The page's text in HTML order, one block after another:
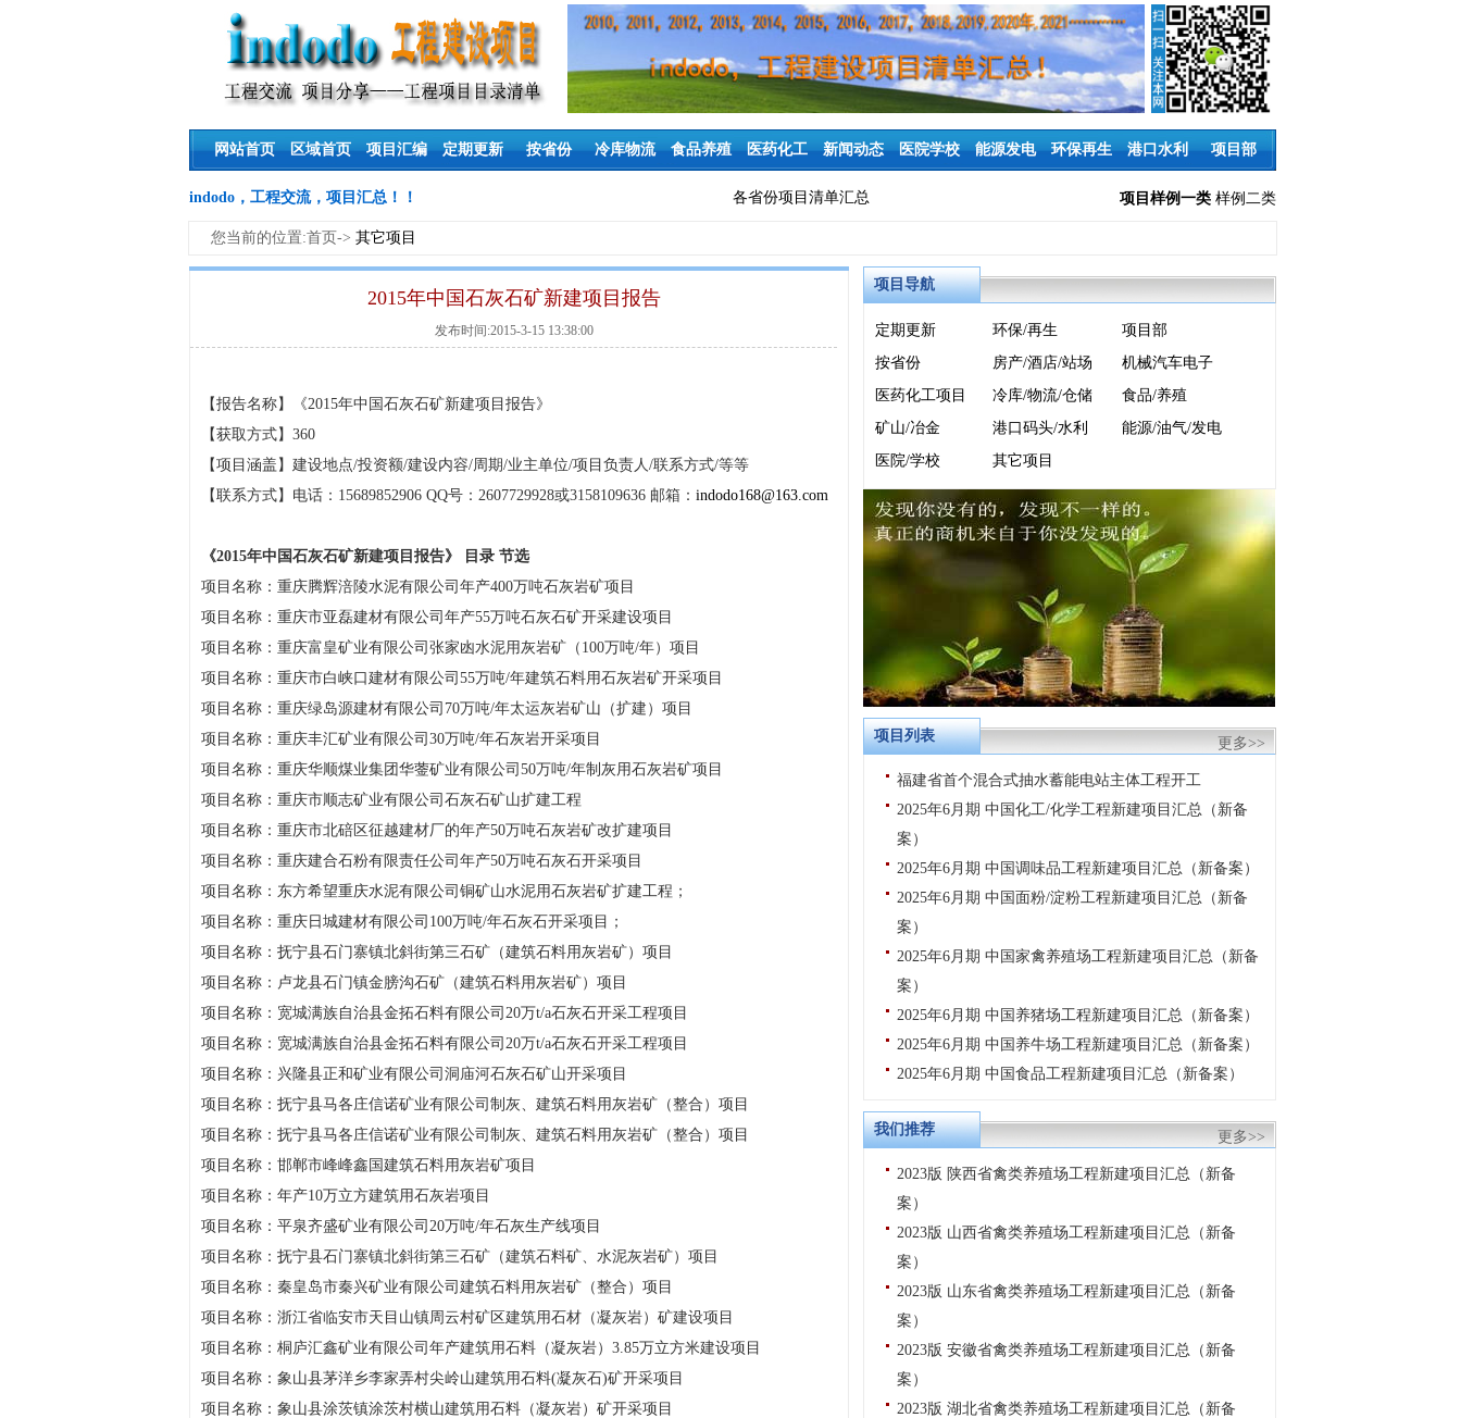
网站首页 区域首页 项目汇编 定期更新 按省份 冷库物流 食品养殖 医药化工 新闻动态 医院学校 能源发电 环保再生 港口水利 项目部
indodo，工程交流，项目汇总！！ 各省份项目清单汇总 项目样例一类 样例二类
您当前的位置:首页-> 其它项目
2015年中国石灰石矿新建项目报告
发布时间:2015-3-15 13:38:00
【报告名称】《2015年中国石灰石矿新建项目 报告》
【获取方式】360
【项目涵盖】建设地点/投资额/建设内容/周期/业主单位/项目负责人/联系方式/等等
【联系方式】电话：15689852906 QQ号：2607729928或3158109636 邮箱： indodo168@163.com
《2015年中国石灰石矿新建项目 报告》 目录 节选
项目名称：重庆腾辉涪陵水泥有限公司年产400万吨石灰岩矿项目
项目名称：重庆市亚磊建材有限公司年产55万吨石灰石矿开采建设项目
项目名称：重庆富皇矿业有限公司张家凼水泥用灰岩矿（100万吨/年）项目
项目名称：重庆市白峡口建材有限公司55万吨/年建筑石料用石灰岩矿开采项目
项目名称：重庆绿岛源建材有限公司70万吨/年太运灰岩矿山（扩建）项目
项目名称：重庆丰汇矿业有限公司30万吨/年石灰岩开采项目
项目名称：重庆华顺煤业集团华蓥矿业有限公司50万吨/年制灰用石灰岩矿项目
项目名称：重庆市顺志矿业有限公司石灰石矿山扩建工程
项目名称：重庆市北碚区征越建材厂的年产50万吨石灰岩矿改扩建项目
项目名称：重庆建合石粉有限责任公司年产50万吨石灰石开采项目
项目名称：东方希望重庆水泥有限公司铜矿山水泥用石灰岩矿扩建工程；
项目名称：重庆日城建材有限公司100万吨/年石灰石开采项目；
项目名称：抚宁县石门寨镇北斜街第三石矿（建筑石料用灰岩矿）项目
项目名称：卢龙县石门镇金膀沟石矿（建筑石料用灰岩矿）项目
项目名称：宽城满族自治县金拓石料有限公司20万t/a石灰石开采工程项目
项目名称：宽城满族自治县金拓石料有限公司20万t/a石灰石开采工程项目
项目名称：兴隆县正和矿业有限公司洞庙河石灰石矿山开采项目
项目名称：抚宁县马各庄信诺矿业有限公司制灰、建筑石料用灰岩矿（整合）项目
项目名称：抚宁县马各庄信诺矿业有限公司制灰、建筑石料用灰岩矿（整合）项目
项目名称：邯郸市峰峰鑫国建筑石料用灰岩矿项目
项目名称：年产10万立方建筑用石灰岩项目
项目名称：平泉齐盛矿业有限公司20万吨/年石灰生产线项目
项目名称：抚宁县石门寨镇北斜街第三石矿（建筑石料矿、水泥灰岩矿）项目
项目名称：秦皇岛市秦兴矿业有限公司建筑石料用灰岩矿（整合）项目
项目名称：浙江省临安市天目山镇周云村矿区建筑用石材（凝灰岩）矿建设项目
项目名称：桐庐汇鑫矿业有限公司年产建筑用石料（凝灰岩）3.85万立方米建设项目
项目名称：象山县茅洋乡李家弄村尖岭山建筑用石料(凝灰石)矿开采项目
项目名称：象山县涂茨镇涂茨村横山建筑用石料（凝灰岩）矿开采项目
项目导航
定期更新 环保/再生
项目部
按省份
房产/酒店/站场
机械汽车电子
医药化工项目
冷库/物流/仓储
食品/养殖
矿山/冶金
港口码头/水利
能源/油气/发电
医院/学校
其它项目
更多>>
项目列表
福建省首个混合式抽水蓄能电站主体工程开工
2025年6月期 中国化工/化学工程新建项目汇总（新备
案）
2025年6月期 中国调味品工程新建项目汇总（新备案）
2025年6月期 中国面粉/淀粉工程新建项目汇总（新备
案）
2025年6月期 中国家禽养殖场工程新建项目汇总（新备
案）
2025年6月期 中国养猪场工程新建项目汇总（新备案）
2025年6月期 中国养牛场工程新建项目汇总（新备案）
2025年6月期 中国食品工程新建项目汇总（新备案）
更多>>
我们推荐
2023版 陕西省禽类养殖场工程新建项目汇总（新备
案）
2023版 山西省禽类养殖场工程新建项目汇总（新备
案）
2023版 山东省禽类养殖场工程新建项目汇总（新备
案）
2023版 安徽省禽类养殖场工程新建项目汇总（新备
案）
2023版 湖北省禽类养殖场工程新建项目汇总（新备